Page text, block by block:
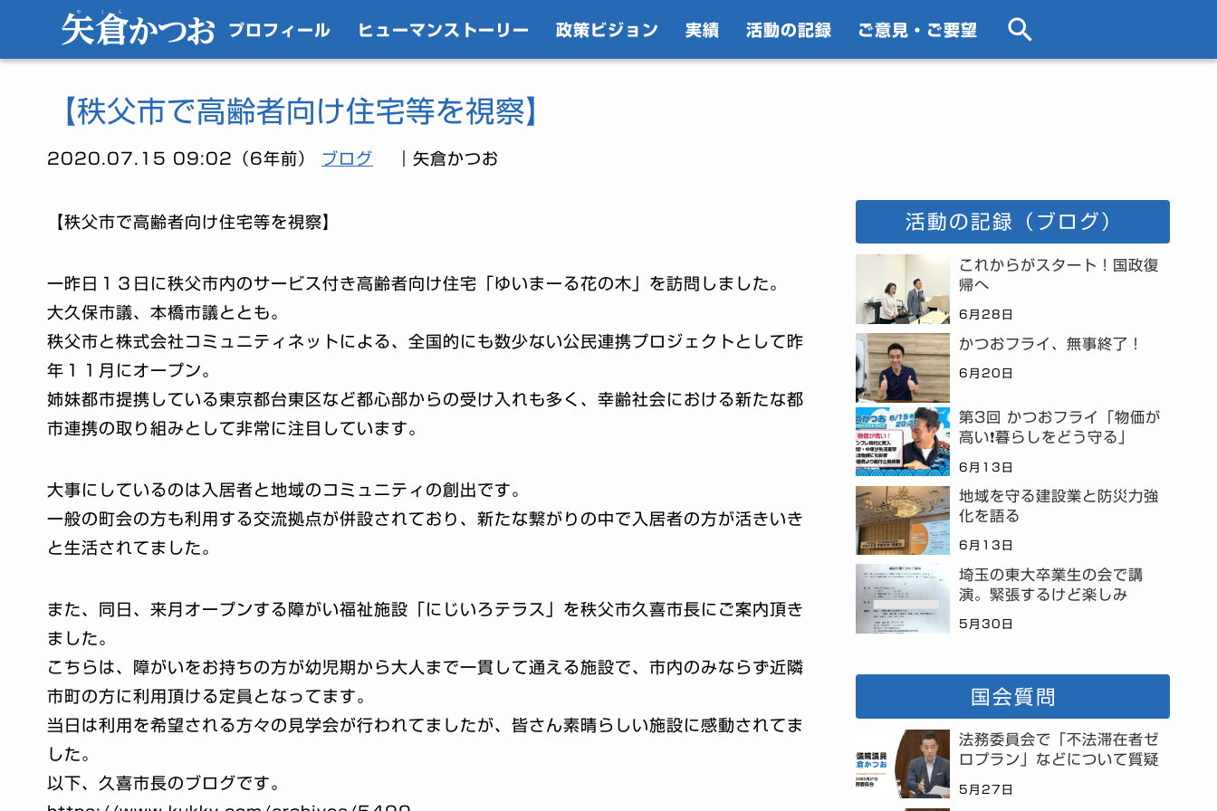
プロフィール ヒューマンストーリー 政策ビジョン 実績 活動の記録 ご意見・ご要望
【秩父市で高齢者向け住宅等を視察】
2020.07.15 09:02（6年前） ブログ ｜矢倉かつお
【秩父市で高齢者向け住宅等を視察】
一昨日１３日に秩父市内のサービス付き高齢者向け住宅「ゆいまーる花の木」を訪問しました。
大久保市議、本橋市議ととも。
秩父市と株式会社コミュニティネットによる、全国的にも数少ない公民連携プロジェクトとして昨
年１１月にオープン。
姉妹都市提携している東京都台東区など都心部からの受け入れも多く、幸齢社会における新たな都
市連携の取り組みとして非常に注目しています。
大事にしているのは入居者と地域のコミュニティの創出です。
一般の町会の方も利用する交流拠点が併設されており、新たな繋がりの中で入居者の方が活きいき
と生活されてました。
また、同日、来月オープンする障がい福祉施設「にじいろテラス」を秩父市久喜市長にご案内頂き
ました。
こちらは、障がいをお持ちの方が幼児期から大人まで一貫して通える施設で、市内のみならず近隣
市町の方に利用頂ける定員となってます。
当日は利用を希望される方々の見学会が行われてましたが、皆さん素晴らしい施設に感動されてま
した。
以下、久喜市長のブログです。
活動の記録（ブログ）
これからがスタート！国政復
帰へ
6月28日
かつおフライ、無事終了！
6月20日
第3回 かつおフライ「物価が
高い❗暮らしをどう守る」
6月13日
地域を守る建設業と防災力強
化を語る
6月13日
埼玉の東大卒業生の会で講
演。緊張するけど楽しみ
5月30日
国会質問
法務委員会で「不法滞在者ゼ
ロプラン」などについて質疑
5月27日